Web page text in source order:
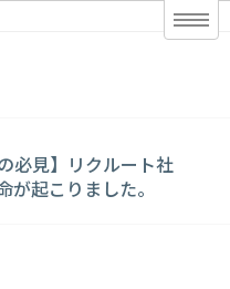
必見】リクルート社
が起こりました。